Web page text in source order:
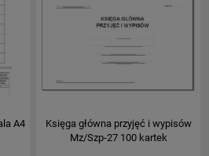
A4
Księga główna przyjęć i wypisów
Mz/Szp-27 100 kartek